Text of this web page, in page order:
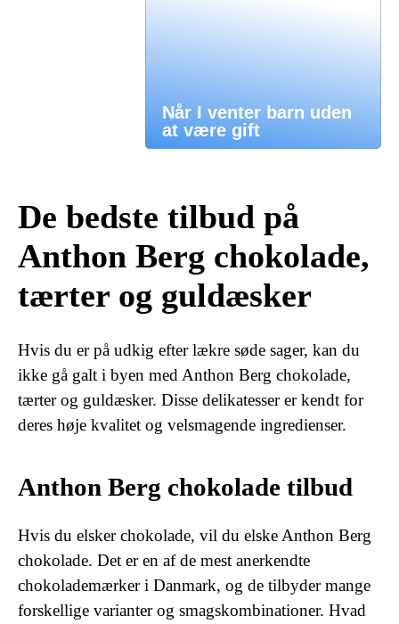
Når I venter barn uden
at være gift
De bedste tilbud på
Anthon Berg chokolade,
tærter og guldæsker
Hvis du er på udkig efter lækre søde sager, kan du
ikke gå galt i byen med Anthon Berg chokolade,
tærter og guldæsker. Disse delikatesser er kendt for
deres høje kvalitet og velsmagende ingredienser.
Anthon Berg chokolade tilbud
Hvis du elsker chokolade, vil du elske Anthon Berg
chokolade. Det er en af de mest anerkendte
chokolademærker i Danmark, og de tilbyder mange
forskellige varianter og smagskombinationer. Hvad